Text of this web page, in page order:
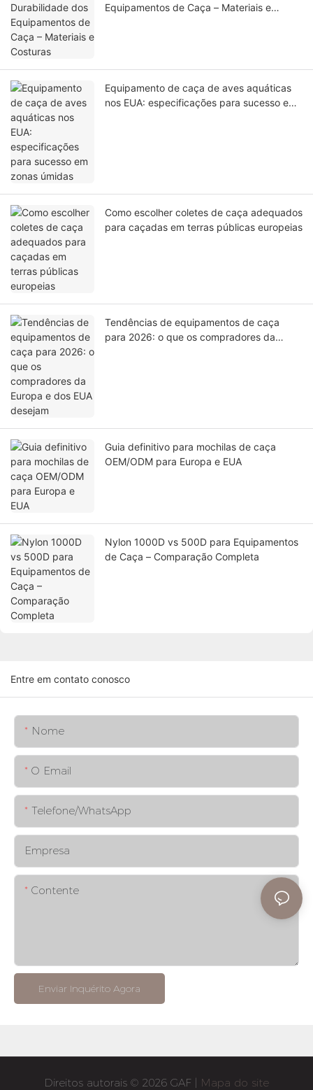
Equipamentos de Caça – Materiais e
Equipamento de caça de aves aquáticas
nos EUA: especificações para sucesso em
Como escolher coletes de caça adequados
para caçadas em terras públicas europeias
Tendências de equipamentos de caça
para 2026: o que os compradores da
Guia definitivo para mochilas de caça
OEM/ODM para Europa e EUA
Nylon 1000D vs 500D para Equipamentos
de Caça – Comparação Completa
Entre em contato conosco
Nome
O Email
Telefone/whatsApp
Empresa
Contente
Enviar Inquérito Agora
Direitos autorais © 2026 GAF | Mapa do site